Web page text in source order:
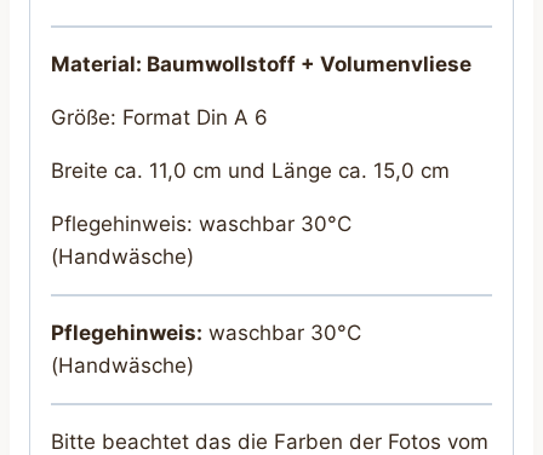
Material: Baumwollstoff + Volumenvliese
Größe: Format Din A 6
Breite ca. 11,0 cm und Länge ca. 15,0 cm
Pflegehinweis: waschbar 30°C
(Handwäsche)
Pflegehinweis: waschbar 30°C
(Handwäsche)
Bitte beachtet das die Farben der Fotos vom